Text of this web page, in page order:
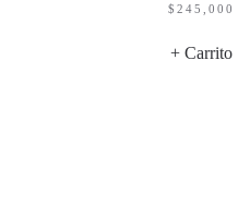
$245,000
+ Carrito